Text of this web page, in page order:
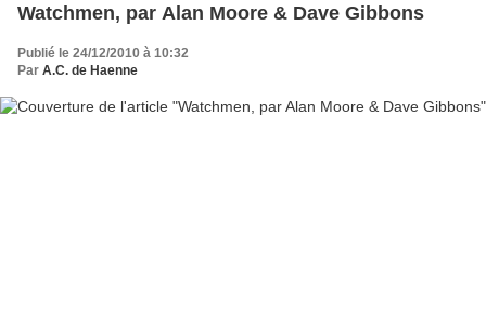
Watchmen, par Alan Moore & Dave Gibbons
Publié le 24/12/2010 à 10:32
Par A.C. de Haenne